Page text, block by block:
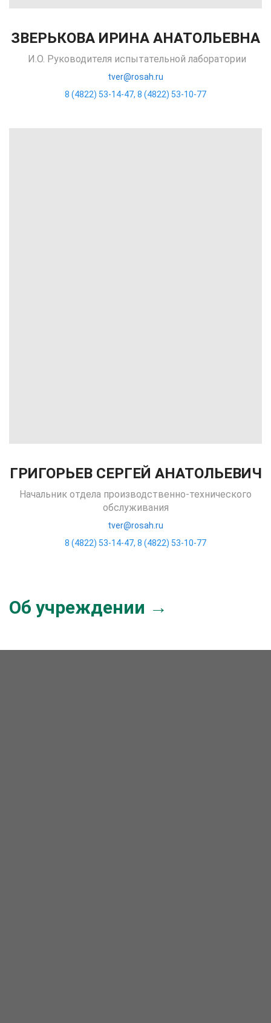
ЗВЕРЬКОВА ИРИНА АНАТОЛЬЕВНА
И.О. Руководителя испытательной лаборатории
tver@rosah.ru
8 (4822) 53-14-47, 8 (4822) 53-10-77
ГРИГОРЬЕВ СЕРГЕЙ АНАТОЛЬЕВИЧ
Начальник отдела производственно-технического
обслуживания
tver@rosah.ru
8 (4822) 53-14-47, 8 (4822) 53-10-77
Об учреждении →